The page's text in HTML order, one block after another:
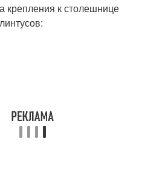
крепления к столешнице